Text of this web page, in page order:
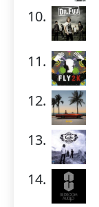
10.
11.
12.
13.
14.